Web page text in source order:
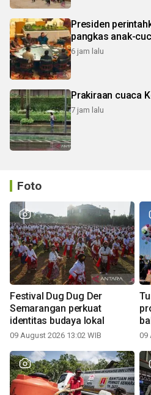
Presiden
pangkas anak-
6 jam lalu
Prakiraan cuaca
7 jam lalu
Foto
Festival Dug Dug Der
Semarangan perkuat
identitas budaya lokal
09 August 2026 13:02 WIB 09